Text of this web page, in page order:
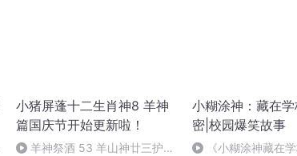
小猪屏蓬十二生肖神8 羊神
篇国庆节开始更新啦！
羊神祭酒 53 羊山神廿三护祭
小糊涂神：藏在
密|校园爆笑故事
《小糊涂神藏在